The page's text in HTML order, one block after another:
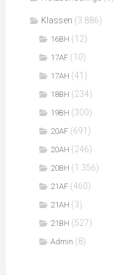
Klassen (3.886)
16BH (12)
17AF (10)
17AH (41)
18BH (234)
19BH (300)
20AF (691)
20AH (246)
20BH (1.356)
21AF (460)
21AH (3)
21BH (527)
Admin (8)